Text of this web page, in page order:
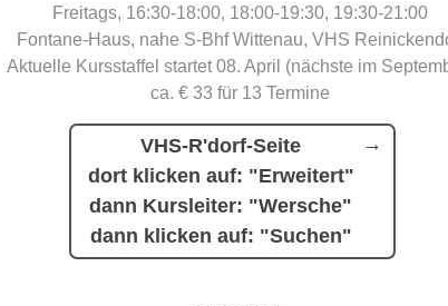
Freitags, 16:30-18:00, 18:00-19:30, 19:30-21:00
Fontane-Haus, nahe S-Bhf Wittenau, VHS
Aktuelle Kursstaffel startet 08. April (nächste im
ca. € 33 für 13 Termine
VHS-R'dorf-Seite
dort klicken auf: "Erweitert"
dann Kursleiter: "Wersche"
dann klicken auf: "Suchen"